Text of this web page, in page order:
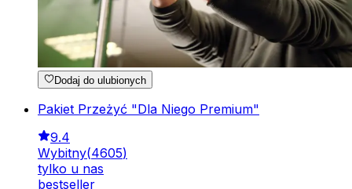
Dodaj do ulubionych
Pakiet Przeżyć "Dla Niego Premium"
9.4
Wybitny(4605)
tylko u nas
bestseller